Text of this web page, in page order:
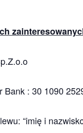
Bank : 30 1090
“imię i